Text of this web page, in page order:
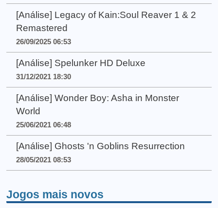
[Análise] Legacy of Kain:Soul Reaver 1 & 2
Remastered
26/09/2025 06:53
[Análise] Spelunker HD Deluxe
31/12/2021 18:30
[Análise] Wonder Boy: Asha in Monster
World
25/06/2021 06:48
[Análise] Ghosts 'n Goblins Resurrection
28/05/2021 08:53
Jogos mais novos